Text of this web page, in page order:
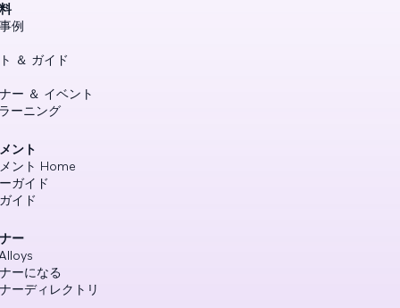
例
＆ ガイド
ー ＆ イベント
ーニング
ント
ント Home
ガイド
イド
ー
ーになる
ーディレクトリ